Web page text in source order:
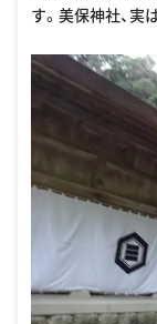
す。美保神社、実